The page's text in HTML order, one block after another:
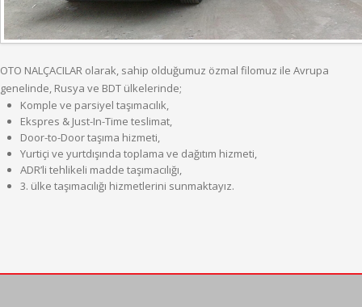
OTO NALÇACILAR olarak, sahip olduğumuz özmal filomuz ile Avrupa
genelinde, Rusya ve BDT ülkelerinde;
Komple ve parsiyel taşımacılık,
Ekspres & Just-In-Time teslimat,
Door-to-Door taşıma hizmeti,
Yurtiçi ve yurtdışında toplama ve dağıtım hizmeti,
ADR’li tehlikeli madde taşımacılığı,
3. ülke taşımacılığı hizmetlerini sunmaktayız.